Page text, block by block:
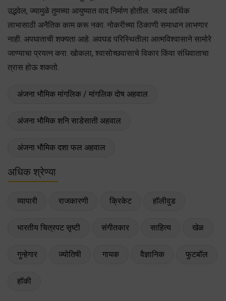
उद्भवेल, ज्यामुळे तुमच्या आयुष्यात वाद निर्माण होतील. जलद आर्थिक
लाभासाठी अनैतिक काम करू नका. नोकरीच्या ठिकाणी समाधान लाभणार
नाही. अपघाताची शक्यता आहे. अवघड परिस्थितीला आत्मविश्वासाने सामोरे
जाण्याचा प्रयत्न करा. खोकला, श्वासोच्छवासाचे विकार किंवा संधिवाताचा
त्रास होऊ शकतो.
अंजना भौमिक मांगलिक / मांगलिक दोष अहवाल
अंजना भौमिक शनि साडेसाती अहवाल
अंजना भौमिक दशा फल अहवाल
अधिक श्रेण्या
व्यापारी राजकारणी क्रिकेट हॉलीवुड
भारतीय चित्रपट सृष्टी संगीतकार साहित्य खेळ
गुन्हेगार ज्योतिषी गायक वैज्ञानिक फुटबॉल
हॉकी